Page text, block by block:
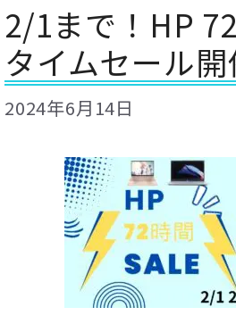
2/1まで！HP
タイムセール開
2024年6月14日